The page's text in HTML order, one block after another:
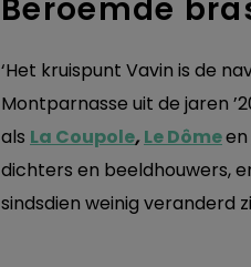
Beroemde
‘Het kruispunt Vavin is de
Montparnasse uit de jaren
als La Coupole,Le Dômeen
dichters en beeldhouwers,
sindsdien weinig veranderd